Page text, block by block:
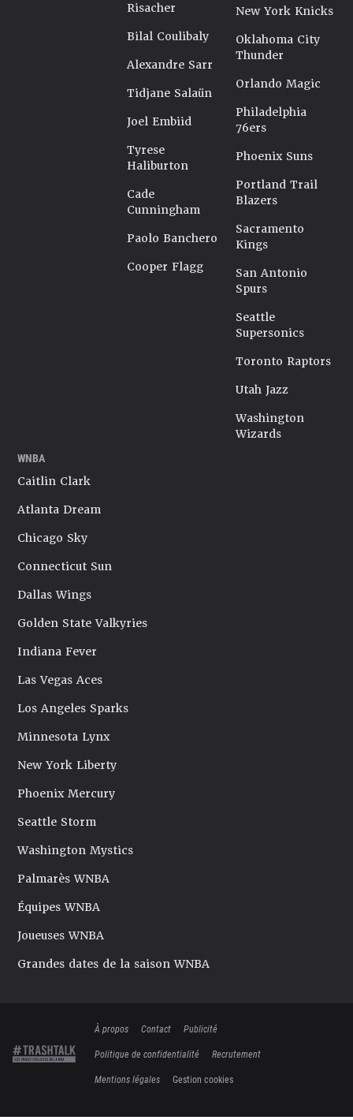
Risacher
Bilal Coulibaly
Alexandre Sarr
Tidjane Salaün
Joel Embiid
Tyrese
Haliburton
Cade
Cunningham
Paolo Banchero
Cooper Flagg
New York Knicks
Oklahoma City
Thunder
Orlando Magic
Philadelphia
76ers
Phoenix Suns
Portland Trail
Blazers
Sacramento
Kings
San Antonio
Spurs
Seattle
Supersonics
Toronto Raptors
Utah Jazz
Washington
Wizards
WNBA
Caitlin Clark
Atlanta Dream
Chicago Sky
Connecticut Sun
Dallas Wings
Golden State Valkyries
Indiana Fever
Las Vegas Aces
Los Angeles Sparks
Minnesota Lynx
New York Liberty
Phoenix Mercury
Seattle Storm
Washington Mystics
Palmarès WNBA
Équipes WNBA
Joueuses WNBA
Grandes dates de la saison WNBA
À propos Contact
Publicité
Politique de confidentialité
Recrutement
Mentions légales
Gestion cookies